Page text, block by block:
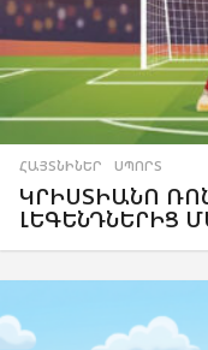
ՀԱՅՏՆԻՆԵՐ ,ՍՊՈՐՏ
ԿՐԻՍՏԻԱՆՈ
ԼԵԳԵՆԴՆԵՐԻՑ